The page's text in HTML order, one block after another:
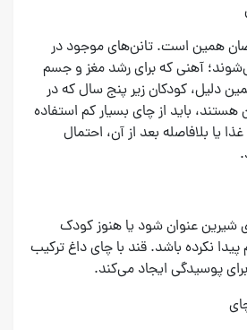
همین است. تانن‌های موجود در
آهنی که برای رشد مغز و جسم
دلیل، کودکان زیر پنج سال که در
باید از چای بسیار کم استفاده
یا بلافاصله بعد از آن، احتمال
عنوان شود یا هنوز کودک
نکرده باشد. قند با چای داغ ترکیب
پوسیدگی ایجاد می‌کند.